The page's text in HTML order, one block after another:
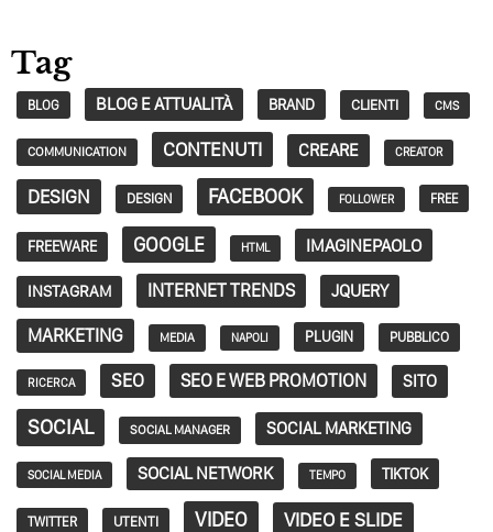
Tag
BLOG BLOG E ATTUALITÀ BRAND CLIENTI CMS
COMMUNICATION CONTENUTI CREARE CREATOR
DESIGN DESIGN FACEBOOK FOLLOWER FREE
FREEWARE GOOGLE HTML IMAGINEPAOLO
INSTAGRAM INTERNET TRENDS JQUERY
MARKETING MEDIA NAPOLI PLUGIN PUBBLICO
RICERCA SEO SEO E WEB PROMOTION SITO
SOCIAL SOCIAL MANAGER SOCIAL MARKETING
SOCIAL MEDIA SOCIAL NETWORK TEMPO TIKTOK
TWITTER UTENTI VIDEO VIDEO E SLIDE